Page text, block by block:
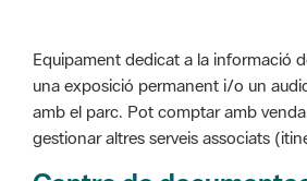
Equipament dedicat a la informació
una exposició permanent i/o un
amb el parc. Pot comptar amb
gestionar altres serveis associats